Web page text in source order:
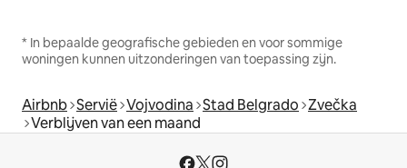
* In bepaalde geografische gebieden en voor sommige
woningen kunnen uitzonderingen van toepassing zijn.
Airbnb Servië Vojvodina Stad Belgrado Zvečka
Verblijven van een maand